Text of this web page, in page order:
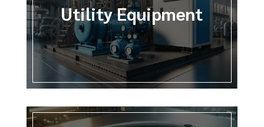
Utility Equipment